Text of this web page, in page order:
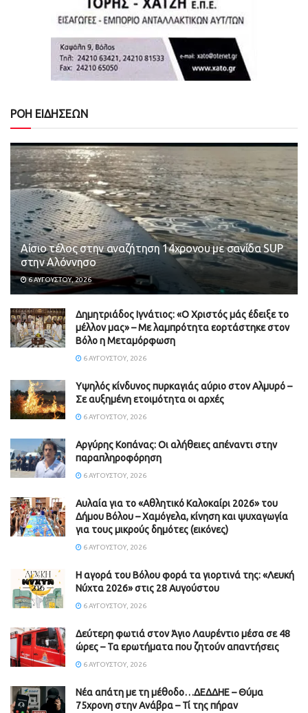
ΡΟΗ ΕΙΔΗΣΕΩΝ
Αίσιο τέλος στην αναζήτηση 14χρονου με σανίδα SUP
στην Αλόννησο
6 ΑΥΓΟΎΣΤΟΥ, 2026
Δημητριάδος Ιγνάτιος: «Ο Χριστός μάς έδειξε το
μέλλον μας» – Με λαμπρότητα εορτάστηκε στον
Βόλο η Μεταμόρφωση
6 ΑΥΓΟΎΣΤΟΥ, 2026
Υψηλός κίνδυνος πυρκαγιάς αύριο στον Αλμυρό –
Σε αυξημένη ετοιμότητα οι αρχές
6 ΑΥΓΟΎΣΤΟΥ, 2026
Aργύρης Κοπάνας: Οι αλήθειες απέναντι στην
παραπληροφόρηση
6 ΑΥΓΟΎΣΤΟΥ, 2026
Αυλαία για το «Αθλητικό Καλοκαίρι 2026» του
Δήμου Βόλου – Χαμόγελα, κίνηση και ψυχαγωγία
για τους μικρούς δημότες (εικόνες)
6 ΑΥΓΟΎΣΤΟΥ, 2026
Η αγορά του Βόλου φορά τα γιορτινά της: «Λευκή
Νύχτα 2026» στις 28 Αυγούστου
6 ΑΥΓΟΎΣΤΟΥ, 2026
Δεύτερη φωτιά στον Άγιο Λαυρέντιο μέσα σε 48
ώρες – Τα ερωτήματα που ζητούν απαντήσεις
6 ΑΥΓΟΎΣΤΟΥ, 2026
Νέα απάτη με τη μέθοδο…ΔΕΔΔΗΕ – Θύμα
75χρονη στην Ανάβρα – Τί της πήραν